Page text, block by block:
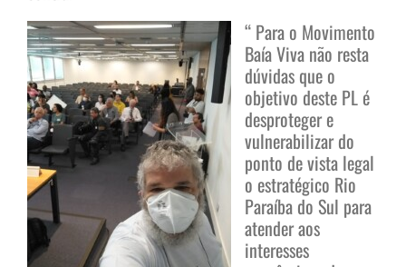
“ Para o Movimento
Baía Viva não resta
dúvidas que o
objetivo deste PL é
desproteger e
vulnerabilizar do
ponto de vista legal
o estratégico Rio
Paraíba do Sul para
atender aos
interesses